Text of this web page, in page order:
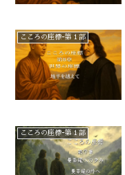
こころの座標ｰ第１部
こころの座標ｰ第１部